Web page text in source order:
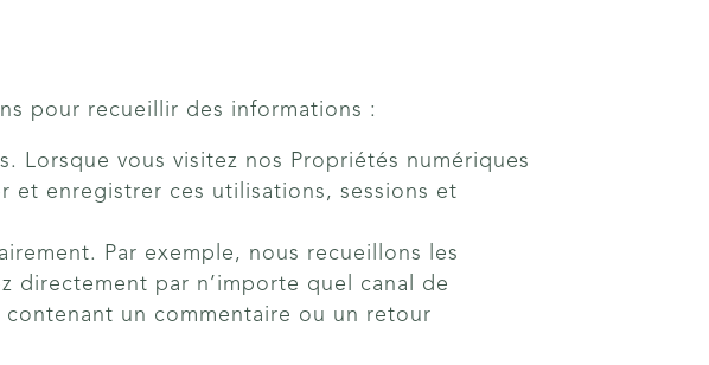
pour recueillir des informations :
Lorsque vous visitez nos Propriétés numériques
et enregistrer ces utilisations, sessions et
Par exemple, nous recueillons les
directement par n’importe quel canal de
un commentaire ou un retour